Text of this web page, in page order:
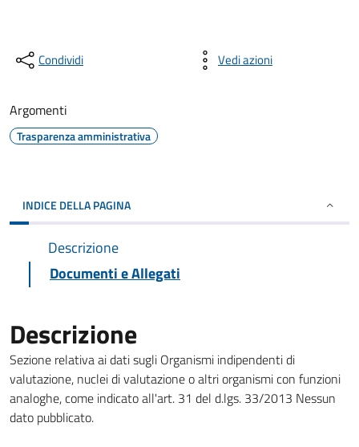
Condividi Vedi azioni
Argomenti
Trasparenza amministrativa
INDICE DELLA PAGINA
Descrizione
Documenti e Allegati
Descrizione
Sezione relativa ai dati sugli Organismi indipendenti di
valutazione, nuclei di valutazione o altri organismi con funzioni
analoghe, come indicato all'art. 31 del d.lgs. 33/2013 Nessun
dato pubblicato.